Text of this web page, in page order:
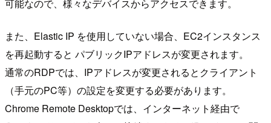
可能なので、様々なデバイスからアクセスできます。
また、Elastic IP を使用していない場合、EC2インスタンス
を再起動すると パブリックIPアドレスが変更されます。
通常のRDPでは、IPアドレスが変更されるとクライアント
（手元のPC等）の設定を変更する必要があります。
Chrome Remote Desktopでは、インターネット経由で